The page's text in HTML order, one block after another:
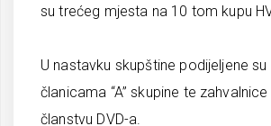
su trećeg mjesta na 10 tom kupu
U nastavku skupštine podijeljene
članicama “A” skupine te
članstvu DVD-a.